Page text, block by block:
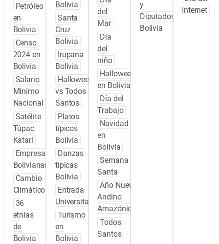
Petróleo
en
Bolivia
Censo
2024 en
Bolivia
Salario
Mínimo
Nacional
Satélite
Túpac
Katari
Empresas
Bolivianas
Cambio
Climático
36
etnias
de
Bolivia
Bolivia
Santa
Cruz
Bolivia
Irupana
Bolivia
Halloween
vs Todos
Santos
Platos
típicos
Bolivia
Danzas
típicas
Bolivia
Entrada
Universitaria
Turismo
en
Bolivia
del
Mar
Día
del
niño
Halloween
en Bolivia
Día del
Trabajo
Navidad
en
Bolivia
Semana
Santa
Año Nuevo
Andino
Amazónico
Todos
Santos
y
Diputados
Bolivia
Internet